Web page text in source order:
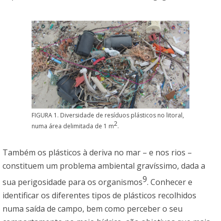
FIGURA 1. Diversidade de resíduos plásticos no litoral,
numa área delimitada de 1 m2.
Também os plásticos à deriva no mar – e nos rios –
constituem um problema ambiental gravíssimo, dada a
sua perigosidade para os organismos9. Conhecer e
identificar os diferentes tipos de plásticos recolhidos
numa saída de campo, bem como perceber o seu